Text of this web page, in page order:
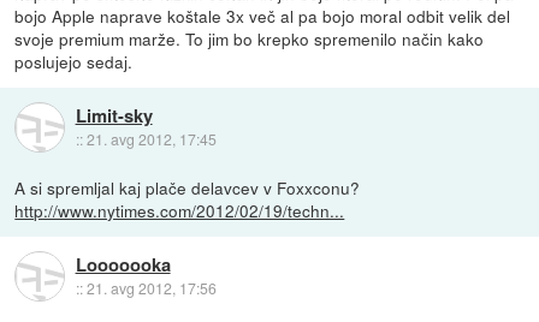
bojo Apple naprave koštale 3x več al pa bojo moral odbit velik del
svoje premium marže. To jim bo krepko spremenilo način kako
poslujejo sedaj.
Limit-sky
::21. avg 2012, 17:45
A si spremljal kaj plače delavcev v Foxxconu?
http://www.nytimes.com/2012/02/19/techn...
Looooooka
::21. avg 2012, 17:56